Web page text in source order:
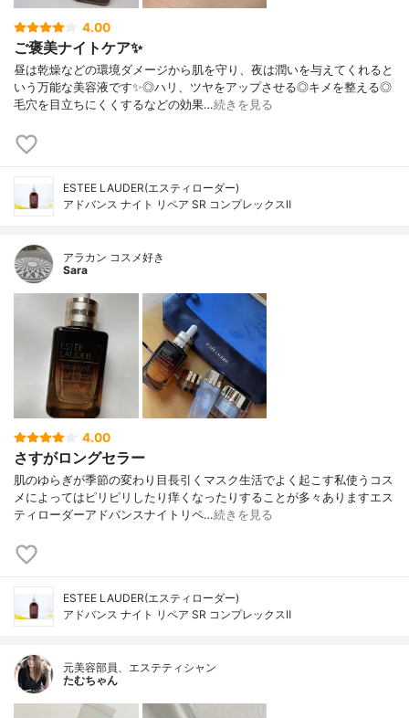
4.00
ご褒美ナイトケア✨
昼は乾燥などの環境ダメージから肌を守り、夜は潤いを与えてくれると
いう万能な美容液です✨◎ハリ、ツヤをアップさせる◎キメを整える◎
毛穴を目立ちにくくするなどの効果…続きを見る
ESTEE LAUDER(エスティローダー)
アドバンス ナイト リペア SR コンプレックスⅡ
アラカン コスメ好き
Sara
4.00
さすがロングセラー
肌のゆらぎが季節の変わり目長引くマスク生活でよく起こす私使うコス
メによってはピリピリしたり痒くなったりすることが多々ありますエス
ティローダーアドバンスナイトリペ…続きを見る
ESTEE LAUDER(エスティローダー)
アドバンス ナイト リペア SR コンプレックスⅡ
元美容部員、エステティシャン
たむちゃん